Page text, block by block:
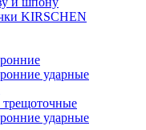
KIRSCHEN
ударные
ударные